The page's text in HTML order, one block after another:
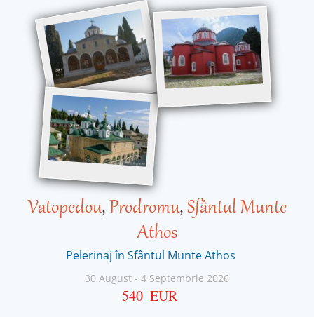
Vatopedou,Prodromu,Sfântul Munte
Athos
Pelerinaj în Sfântul Munte Athos
30 August - 4 Septembrie 2026
540 EUR